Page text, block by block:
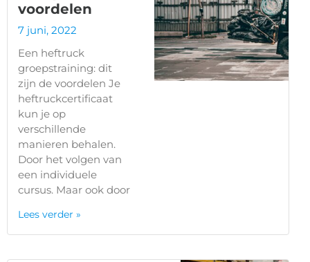
voordelen
7 juni, 2022
Een heftruck
groepstraining: dit
zijn de voordelen Je
heftruckcertificaat
kun je op
verschillende
manieren behalen.
Door het volgen van
een individuele
cursus. Maar ook door
Lees verder »